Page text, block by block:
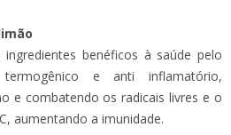
benéficos à saúde pelo
e anti inflamatório,
e combatendo os radicais livres e o
aumentando a imunidade.